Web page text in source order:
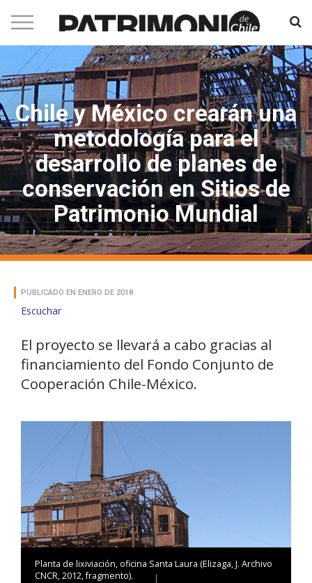
Chile y México crearán una
metodología para el
desarrollo de planes de
conservación en Sitios de
Patrimonio Mundial
PUBLICADO EN ENERO DE 2018
Escuchar
El proyecto se llevará a cabo gracias al
financiamiento del Fondo Conjunto de
Cooperación Chile-México.
Planta de lixiviación, oficina Santa Laura (Elizaga, J. Archivo
CNCR, 2012, fragmento).